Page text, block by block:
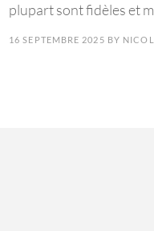
plupart sont fidèles et
16 SEPTEMBRE 2025 BY